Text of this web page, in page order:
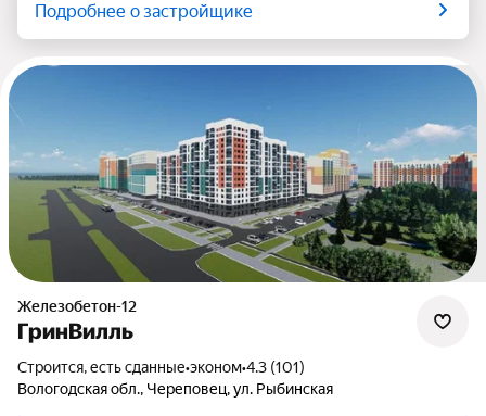
Подробнее о застройщике
Железобетон-12
ГринВилль
Строится, есть сданные•эконом•4.3 (101)
Вологодская обл., Череповец, ул. Рыбинская